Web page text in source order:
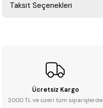
Taksit Seçenekleri
Ücretsiz Kargo
2000 TL ve üzeri tüm siparişlerde